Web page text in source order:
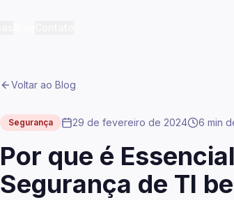
Voltar ao Blog
Segurança 29 de fevereiro de 2024 6 min
Por que é
Segurança de TI